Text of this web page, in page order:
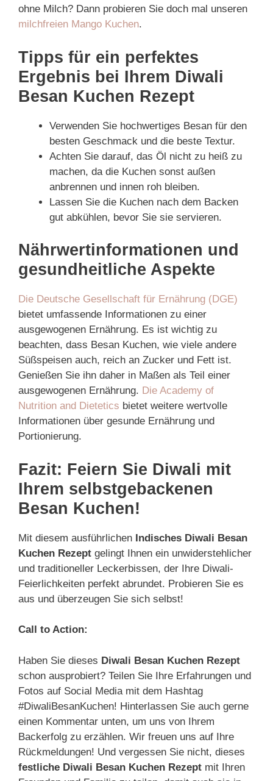
ohne Milch? Dann probieren Sie doch mal unseren
milchfreien Mango Kuchen.
Tipps für ein perfektes
Ergebnis bei Ihrem Diwali
Besan Kuchen Rezept
Verwenden Sie hochwertiges Besan für den
besten Geschmack und die beste Textur.
Achten Sie darauf, das Öl nicht zu heiß zu
machen, da die Kuchen sonst außen
anbrennen und innen roh bleiben.
Lassen Sie die Kuchen nach dem Backen
gut abkühlen, bevor Sie sie servieren.
Nährwertinformationen und
gesundheitliche Aspekte
Die Deutsche Gesellschaft für Ernährung (DGE)
bietet umfassende Informationen zu einer
ausgewogenen Ernährung. Es ist wichtig zu
beachten, dass Besan Kuchen, wie viele andere
Süßspeisen auch, reich an Zucker und Fett ist.
Genießen Sie ihn daher in Maßen als Teil einer
ausgewogenen Ernährung. Die Academy of
Nutrition and Dietetics bietet weitere wertvolle
Informationen über gesunde Ernährung und
Portionierung.
Fazit: Feiern Sie Diwali mit
Ihrem selbstgebackenen
Besan Kuchen!
Mit diesem ausführlichen Indisches Diwali Besan
Kuchen Rezept gelingt Ihnen ein unwiderstehlicher
und traditioneller Leckerbissen, der Ihre Diwali-
Feierlichkeiten perfekt abrundet. Probieren Sie es
aus und überzeugen Sie sich selbst!
Call to Action:
Haben Sie dieses Diwali Besan Kuchen Rezept
schon ausprobiert? Teilen Sie Ihre Erfahrungen und
Fotos auf Social Media mit dem Hashtag
#DiwaliBesanKuchen! Hinterlassen Sie auch gerne
einen Kommentar unten, um uns von Ihrem
Backerfolg zu erzählen. Wir freuen uns auf Ihre
Rückmeldungen! Und vergessen Sie nicht, dieses
festliche Diwali Besan Kuchen Rezept mit Ihren